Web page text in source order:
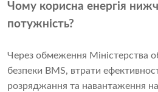
Чому корисна енергія
потужність?
Через обмеження
безпеки BMS, втрати
розряджання та навантаження